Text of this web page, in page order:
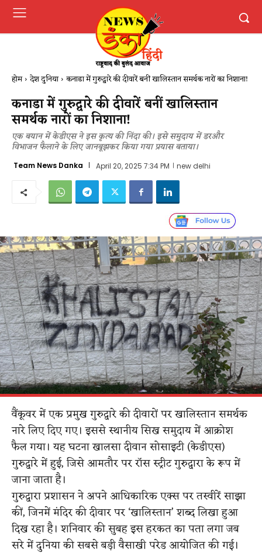
होम देश दुनिया कनाडा में गुरुद्वारे की दीवारें बनीं खालिस्तान समर्थक नारों का निशाना!
कनाडा में गुरुद्वारे की दीवारें बनीं खालिस्तान
समर्थक नारों का निशाना!
एक बयान में केडीएस ने इस कृत्य की निंदा की। इसे समुदाय में डरऔर
विभाजन फैलाने के लिए जानबूझकर किया गया प्रयास बताया।
Team News Danka April 20, 2025 7:34 PM new delhi
वैंकूवर में एक प्रमुख गुरुद्वारे की दीवारों पर खालिस्तान समर्थक
नारे लिए दिए गए। इससे स्थानीय सिख समुदाय में आक्रोश
फैल गया। यह घटना खालसा दीवान सोसाइटी (केडीएस)
गुरुद्वारे में हुई, जिसे आमतौर पर रॉस स्ट्रीट गुरुद्वारा के रूप में
जाना जाता है।
गुरुद्वारा प्रशासन ने अपने आधिकारिक एक्स पर तस्वीरें साझा
कीं, जिनमें मंदिर की दीवार पर ‘खालिस्तान’ शब्द लिखा हुआ
दिख रहा है। शनिवार की सुबह इस हरकत का पता लगा जब
सरे में दुनिया की सबसे बड़ी वैसाखी परेड आयोजित की गई।